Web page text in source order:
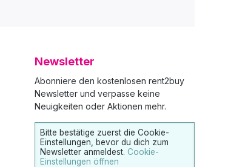
Newsletter
Abonniere den kostenlosen rent2buy
Newsletter und verpasse keine
Neuigkeiten oder Aktionen mehr.
Bitte bestätige zuerst die Cookie-
Einstellungen, bevor du dich zum
Newsletter anmeldest. Cookie-
Einstellungen öffnen